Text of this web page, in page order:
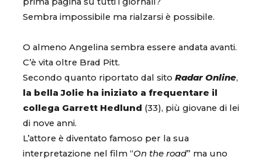
Sembra impossibile ma rialzarsi è possibile.
O almeno Angelina sembra essere andata avanti.
C’è vita oltre Brad Pitt.
Secondo quanto riportato dal sito Radar Online,
la bella Jolie ha iniziato a frequentare il
collega Garrett Hedlund (33), più giovane di lei
di nove anni.
L’attore è diventato famoso per la sua
interpretazione nel film “On the road” ma uno